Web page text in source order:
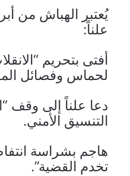
يُعتبر الهباش من
علناً:
لحماس وفصائل
دعا علناً إلى وقف
التنسيق الأمني.
تخدم القضية”.